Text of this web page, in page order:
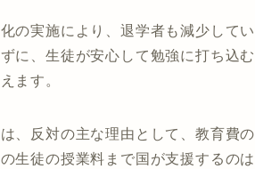
の実施により、退学者も減少してい
に、生徒が安心して勉強に打ち込む
ます。
、反対の主な理由として、教育費の
生徒の授業料まで国が支援するのは